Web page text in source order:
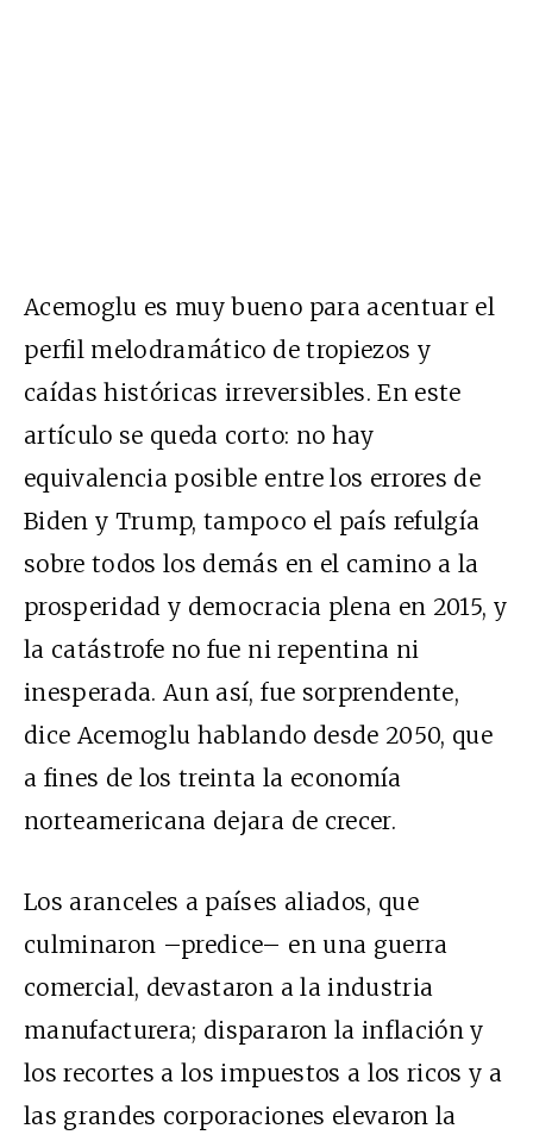
Acemoglu es muy bueno para acentuar el
perfil melodramático de tropiezos y
caídas históricas irreversibles. En este
artículo se queda corto: no hay
equivalencia posible entre los errores de
Biden y Trump, tampoco el país refulgía
sobre todos los demás en el camino a la
prosperidad y democracia plena en 2015, y
la catástrofe no fue ni repentina ni
inesperada. Aun así, fue sorprendente,
dice Acemoglu hablando desde 2050, que
a fines de los treinta la economía
norteamericana dejara de crecer.
Los aranceles a países aliados, que
culminaron –predice– en una guerra
comercial, devastaron a la industria
manufacturera; dispararon la inflación y
los recortes a los impuestos a los ricos y a
las grandes corporaciones elevaron la